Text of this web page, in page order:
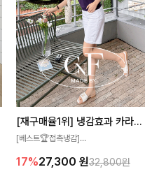
[재구매율1위] 냉감효과 카라니트
[베스트🏆접촉냉감]
고 가벼운 소재감으로 여름에도 시원하게
17%27,300 원32,800원